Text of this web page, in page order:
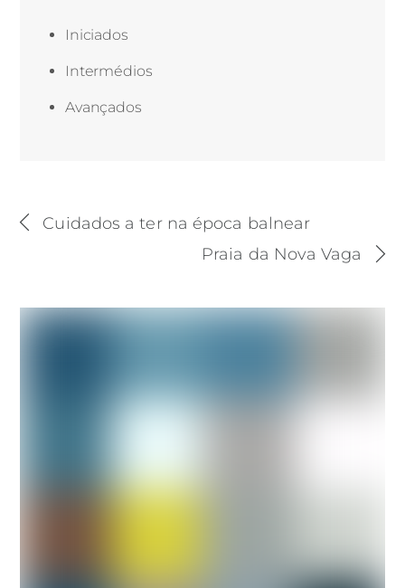
Iniciados
Intermédios
Avançados
Cuidados a ter na época balnear
Praia da Nova Vaga